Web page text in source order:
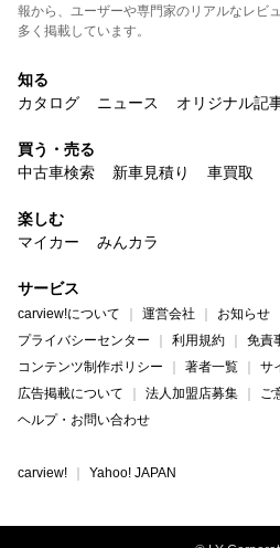
報から、ユーザーや専門家のリアルなレビ
多く掲載しています。
知る
カタログ
ニュース オリジナル記
買う・売る
中古車検索
新車見積り 車買取
楽しむ
マイカー
みんカラ
サービス
carview!について 運営会社 お知らせ
プライバシーセンター
利用規約
免責
コンテンツ制作ポリシー
著者一覧
サ
広告掲載について
法人加盟店募集
ご
ヘルプ・お問い合わせ
carview! Yahoo! JAPAN